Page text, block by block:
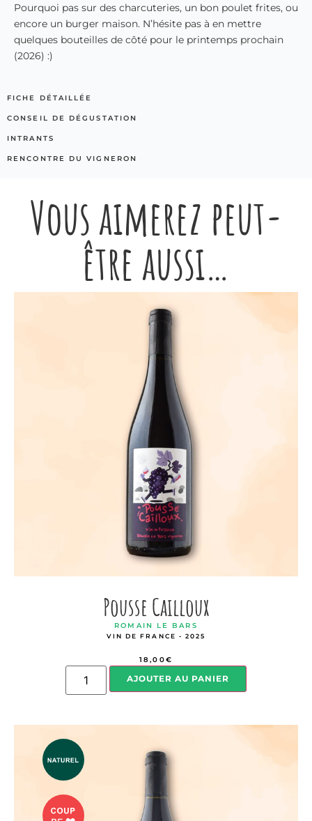
Pourquoi pas sur des charcuteries, un bon poulet frites, ou
encore un burger maison. N’hésite pas à en mettre
quelques bouteilles de côté pour le printemps prochain
(2026) :)
FICHE DÉTAILLÉE
CONSEIL DE DÉGUSTATION
INTRANTS
RENCONTRE DU VIGNERON
Vous aimerez peut-
être aussi…
Pousse Cailloux
ROMAIN LE BARS
VIN DE FRANCE - 2025
18,00€
AJOUTER AU PANIER